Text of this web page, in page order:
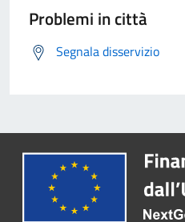
Problemi in città
Segnala disservizio